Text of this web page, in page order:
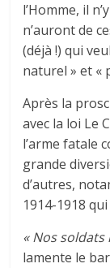
l’Homme, il
n’auront de
(déjà !) qui
naturel » et «
Après la
avec la loi Le
l’arme fatale
grande
d’autres,
1914-1918
« Nos
lamente le